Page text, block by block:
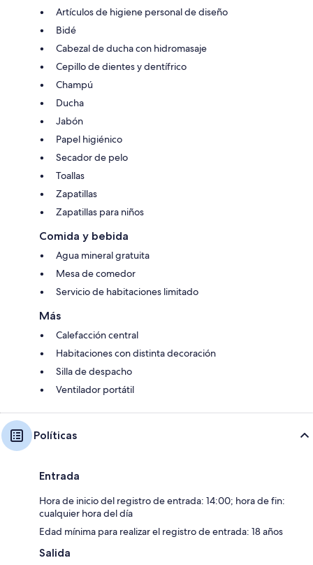
Artículos de higiene personal de diseño
Bidé
Cabezal de ducha con hidromasaje
Cepillo de dientes y dentífrico
Champú
Ducha
Jabón
Papel higiénico
Secador de pelo
Toallas
Zapatillas
Zapatillas para niños
Comida y bebida
Agua mineral gratuita
Mesa de comedor
Servicio de habitaciones limitado
Más
Calefacción central
Habitaciones con distinta decoración
Silla de despacho
Ventilador portátil
Políticas
Entrada
Hora de inicio del registro de entrada: 14:00; hora de fin:
cualquier hora del día
Edad mínima para realizar el registro de entrada: 18 años
Salida